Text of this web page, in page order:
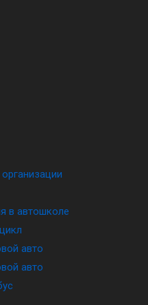
в автошколе
авто
авто